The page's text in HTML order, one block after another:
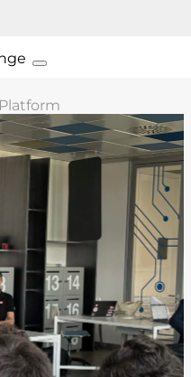
Milano
MIX Palermo
MIX Bologna
Roma
Caserta
Salonicco
connessi